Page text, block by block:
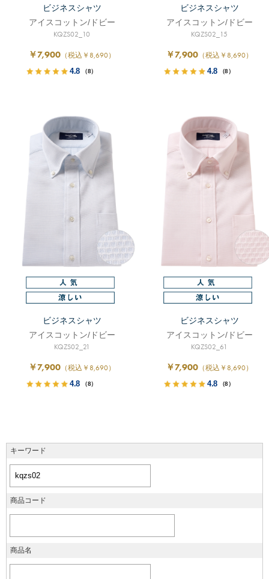
ビジネスシャツ
アイスコットン/ドビー
KQZS02_10
￥7,900 （税込￥8,690）
4.8 （8）
ビジネスシャツ
アイスコットン/ドビー
KQZS02_15
￥7,900 （税込￥8,690）
4.8 （8）
ビジネスシャツ
アイスコットン/ドビー
KQZS02_21
￥7,900 （税込￥8,690）
4.8 （8）
ビジネスシャツ
アイスコットン/ドビー
KQZS02_61
￥7,900 （税込￥8,690）
4.8 （8）
キーワード
商品コード
商品名